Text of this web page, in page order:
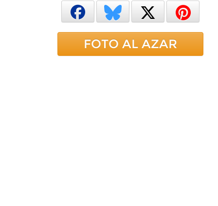
FOTO AL AZAR